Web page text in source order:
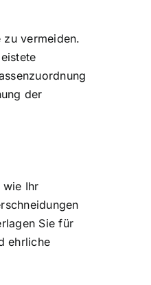
zu vermeiden.
der
wie Ihr
Sie für
ehrliche